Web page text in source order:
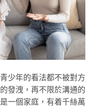
少年的看法都不被對方
發洩，再不限於溝通的
一個家庭，有着千絲萬